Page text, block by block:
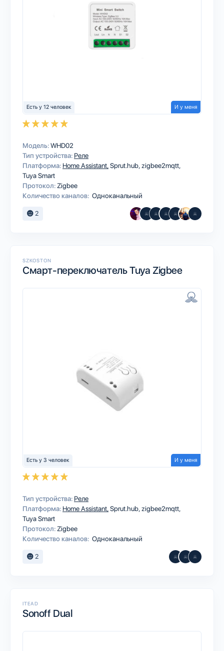
Есть у 12 человек И у меня
Модель:WHD02
Тип устройства: Реле
Платформа: Home AssistantSprut.hubzigbee2mqtt
Tuya Smart
Протокол: Zigbee
Количество каналов: Одноканальный
2
SZKOSTON
Смарт-переключатель Tuya Zigbee
Есть у 3 человек И у меня
Тип устройства: Реле
Платформа: Home AssistantSprut.hubzigbee2mqtt
Tuya Smart
Протокол: Zigbee
Количество каналов: Одноканальный
2
ITEAD
Sonoff Dual